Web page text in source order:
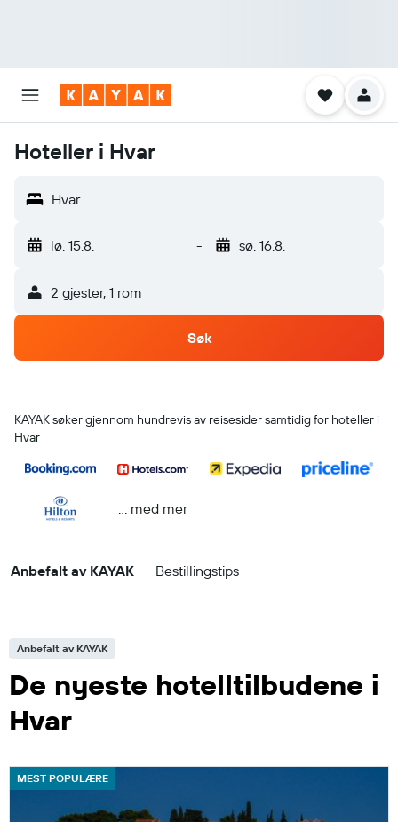
Hoteller i Hvar
Hvar
lø. 15.8. - sø. 16.8.
2 gjester, 1 rom
Søk
KAYAK søker gjennom hundrevis av reisesider samtidig for hoteller i
Hvar
… med mer
Anbefalt av KAYAK Bestillingstips
Anbefalt av KAYAK
De nyeste hotelltilbudene i
Hvar
MEST POPULÆRE